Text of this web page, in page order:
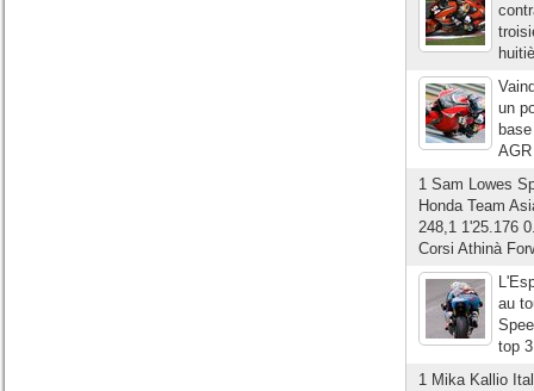
un
1 Sam Lowes
Honda Team
248,1 1'25.176
Corsi Athinà
au
top
1 Mika Kallio